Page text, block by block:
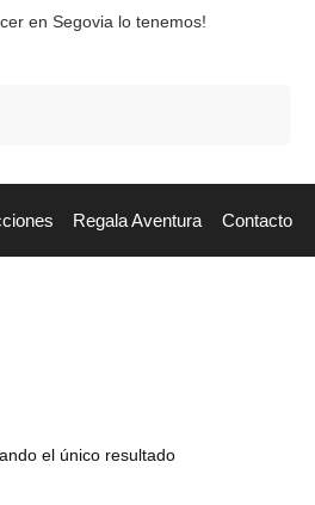
en Segovia lo tenemos!
Regala Aventura Contacto
el único resultado